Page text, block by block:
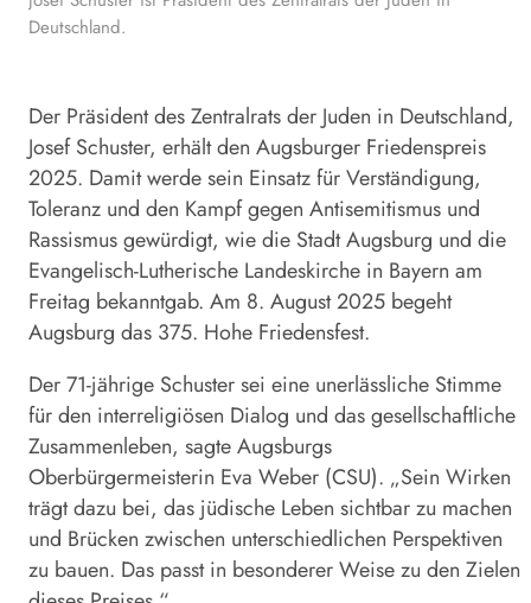
Deutschland.
Der Präsident des Zentralrats der Juden in Deutschland,
JosefSchuster, erhält den Augsburger Friedenspreis
2025. Damit werde sein Einsatz für Verständigung,
Toleranz und den Kampf gegen Antisemitismus und
Rassismus gewürdigt, wie die Stadt Augsburg und die
Evangelisch-Lutherische Landeskirche in Bayern am
Freitag bekanntgab. Am 8. August 2025 begeht
Augsburg das 375. Hohe Friedensfest.
Der 71-jährige Schustersei eine unerlässliche Stimme
für den interreligiösen Dialog und das gesellschaftliche
Zusammenleben, sagte Augsburgs
Oberbürgermeisterin Eva Weber (CSU). „Sein Wirken
trägt dazu bei, das jüdische Leben sichtbar zu machen
und Brücken zwischen unterschiedlichen Perspektiven
zu bauen. Das passt in besonderer Weise zu den Zielen